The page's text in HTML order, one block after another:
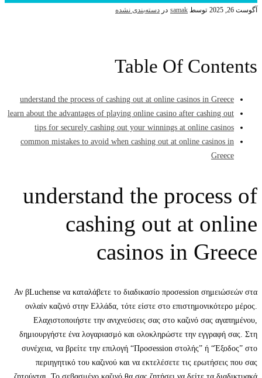
توسطsamak دردسته‌بندی نشده
Table Of
understand the process of cashing out at online casinos in
learn about the advantages of playing online casino after
tips for securely cashing out your winnings at online
common mistakes to avoid when cashing out at online
understand the
cashing out at
casinos in
Αν βLuchense να καταλάβετε το διαδικασίο προσession
ονλαίν καζινό στην Ελλάδα, τότε είστε στο
Ελαχιστοποιήστε την ανιχνεύσεις σας στο καζινό σας
δημιουργήστε ένα λογαριασμό και ολοκληρώστε την
συνέχεια, να βρείτε την επιλογή “Προσession στολής” ή
περιηγητικό του καζινού και να εκτελέσετε τις